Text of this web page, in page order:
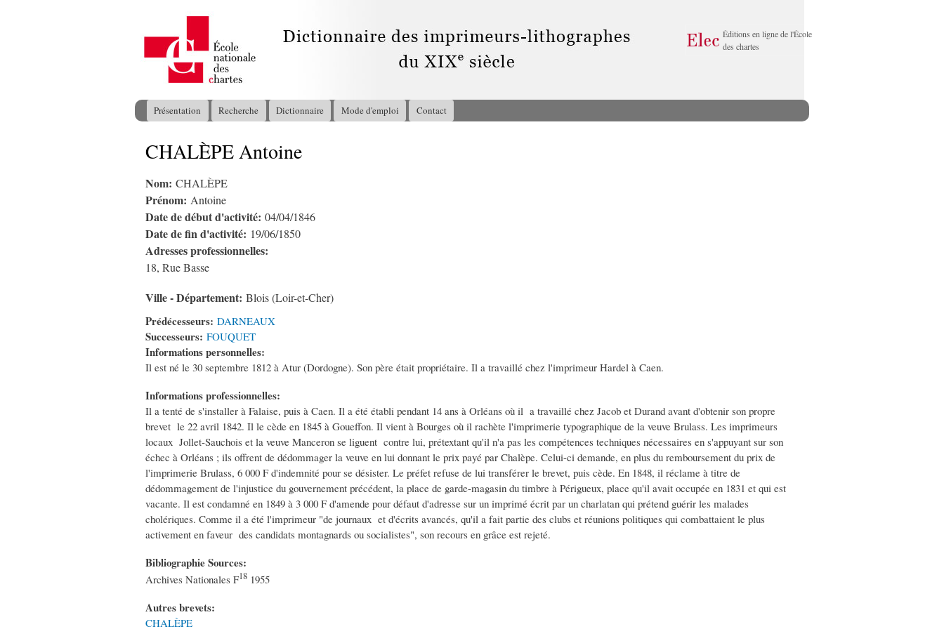
principal
Éditions en ligne de l'École
des chartes
Menu principal
Présentation Recherche Dictionnaire Mode d'emploi Contact
Vous êtes ici
CHALÈPE Antoine
Nom: CHALÈPE
Prénom: Antoine
Date de début d'activité: 04/04/1846
Date de fin d'activité: 19/06/1850
Adresses professionnelles:
18, Rue Basse
Ville - Département: Blois (Loir-et-Cher)
Prédécesseurs: DARNEAUX
Successeurs: FOUQUET
Informations personnelles:
Il est né le 30 septembre 1812 à Atur (Dordogne). Son père était propriétaire. Il a travaillé chez l'imprimeur Hardel à Caen.
Informations professionnelles:
Il a tenté de s'installer à Falaise, puis à Caen. Il a été établi pendant 14 ans à Orléans où il a travaillé chez Jacob et Durand avant d'obtenir son propre
brevet le 22 avril 1842. Il le cède en 1845 à Goueffon. Il vient à Bourges où il rachète l'imprimerie typographique de la veuve Brulass. Les imprimeurs
locaux Jollet-Sauchois et la veuve Manceron se liguent contre lui, prétextant qu'il n'a pas les compétences techniques nécessaires en s'appuyant sur son
échec à Orléans ; ils offrent de dédommager la veuve en lui donnant le prix payé par Chalèpe. Celui-ci demande, en plus du remboursement du prix de
l'imprimerie Brulass, 6 000 F d'indemnité pour se désister. Le préfet refuse de lui transférer le brevet, puis cède. En 1848, il réclame à titre de
dédommagement de l'injustice du gouvernement précédent, la place de garde-magasin du timbre à Périgueux, place qu'il avait occupée en 1831 et qui est
vacante. Il est condamné en 1849 à 3 000 F d'amende pour défaut d'adresse sur un imprimé écrit par un charlatan qui prétend guérir les malades
cholériques. Comme il a été l'imprimeur "de journaux et d'écrits avancés, qu'il a fait partie des clubs et réunions politiques qui combattaient le plus
activement en faveur des candidats montagnards ou socialistes", son recours en grâce est rejeté.
Bibliographie Sources:
Archives Nationales F18 1955
Autres brevets:
CHALÈPE